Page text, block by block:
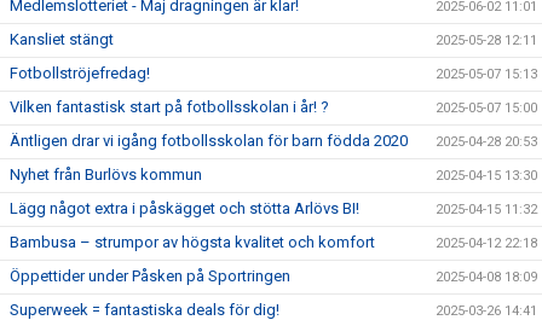
Medlemslotteriet - Maj dragningen är klar! 2025-06-02 11:01
Kansliet stängt 2025-05-28 12:11
Fotbollströjefredag! 2025-05-07 15:13
Vilken fantastisk start på fotbollsskolan i år! ? 2025-05-07 15:00
Äntligen drar vi igång fotbollsskolan för barn födda 2020 2025-04-28 20:53
Nyhet från Burlövs kommun 2025-04-15 13:30
Lägg något extra i påskägget och stötta Arlövs BI! 2025-04-15 11:32
Bambusa – strumpor av högsta kvalitet och komfort 2025-04-12 22:18
Öppettider under Påsken på Sportringen 2025-04-08 18:09
Superweek = fantastiska deals för dig! 2025-03-26 14:41